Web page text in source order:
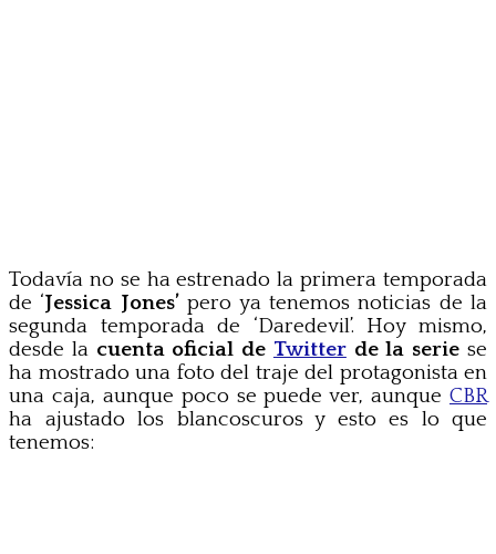
Todavía no se ha estrenado la primera temporada
de ‘Jessica Jones’pero ya tenemos noticias de la
segunda temporada de ‘Daredevil’. Hoy mismo,
desde la cuenta oficial de Twitterde la serie se
ha mostrado una foto del traje del protagonista en
una caja, aunque poco se puede ver, aunque CBR
ha ajustado los blancoscuros y esto es lo que
tenemos: